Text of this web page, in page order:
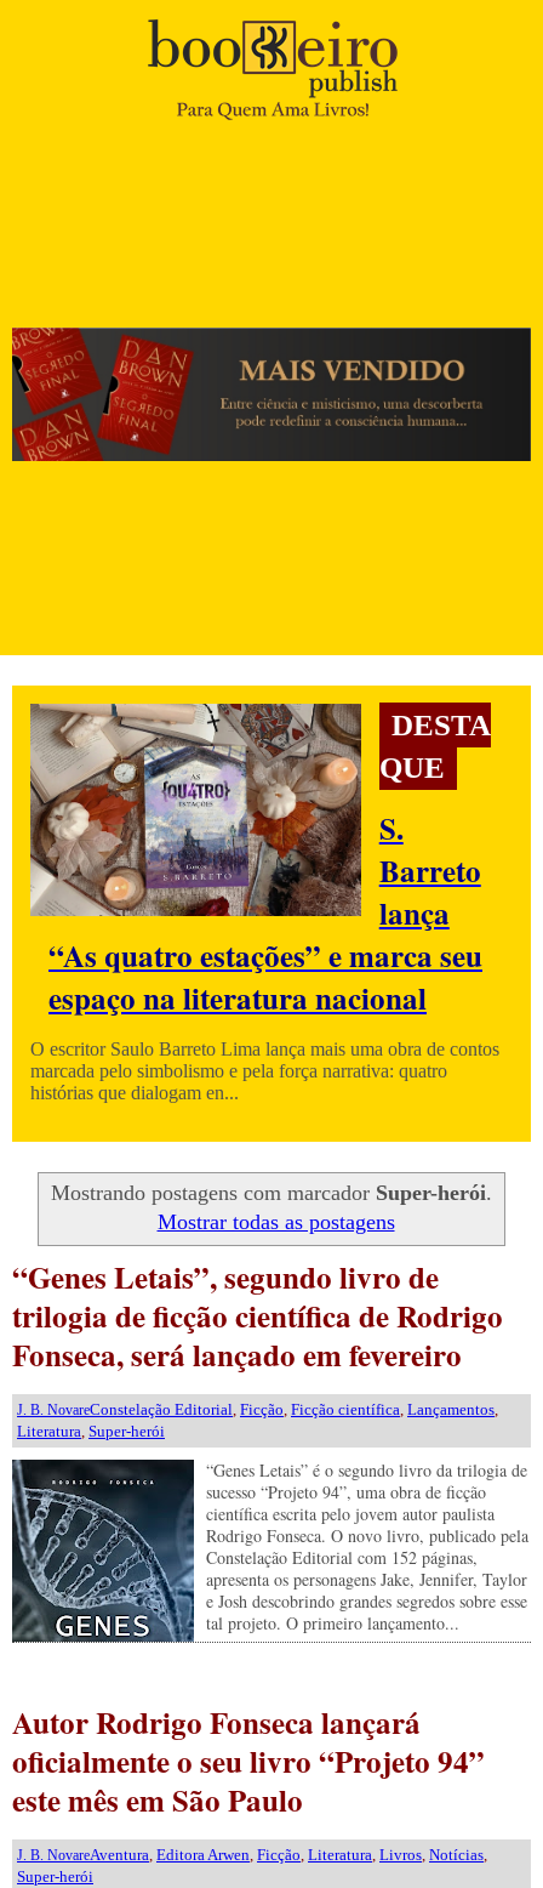
DESTA
QUE
S.
Barreto
lança
“As quatro estações” e marca seu
espaço na literatura nacional
O escritor Saulo Barreto Lima lança mais uma obra de contos
marcada pelo simbolismo e pela força narrativa: quatro
histórias que dialogam en...
Mostrando postagens com marcador Super-herói.
Mostrar todas as postagens
“Genes Letais”, segundo livro de
trilogia de ficção científica de Rodrigo
Fonseca, será lançado em fevereiro
J. B. NovareConstelação Editorial Ficção Ficção científica Lançamentos
Literatura Super-herói
“Genes Letais” é o segundo livro da trilogia de
sucesso “Projeto 94”, uma obra de ficção
científica escrita pelo jovem autor paulista
Rodrigo Fonseca. O novo livro, publicado pela
Constelação Editorial com 152 páginas,
apresenta os personagens Jake, Jennifer, Taylor
e Josh descobrindo grandes segredos sobre esse
tal projeto. O primeiro lançamento...
Autor Rodrigo Fonseca lançará
oficialmente o seu livro “Projeto 94”
este mês em São Paulo
J. B. NovareAventura Editora Arwen Ficção Literatura Livros Notícias
Super-herói